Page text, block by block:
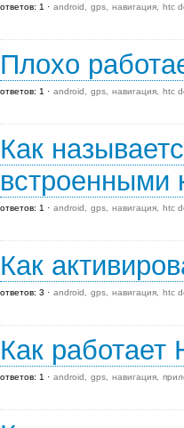
ответов: 1 android gps навигация htc
Плохо
ответов: 1 android gps навигация htc
Как
встроенными
ответов: 1 android gps навигация htc
Как
ответов: 3 android gps навигация htc
Как работает
ответов: 1 android gps навигация